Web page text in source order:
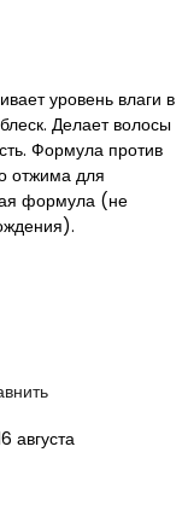
уровень влаги в
Делает волосы
Формула против
отжима для
формула (не
августа